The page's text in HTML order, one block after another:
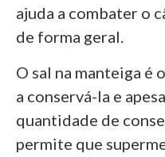
ajuda a combater o
de forma geral.
O sal na manteiga é
a conservá-la e
quantidade de
permite que